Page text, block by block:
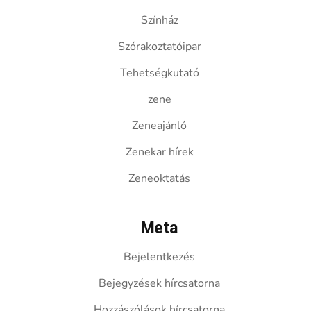
Színház
Szórakoztatóipar
Tehetségkutató
zene
Zeneajánló
Zenekar hírek
Zeneoktatás
Meta
Bejelentkezés
Bejegyzések hírcsatorna